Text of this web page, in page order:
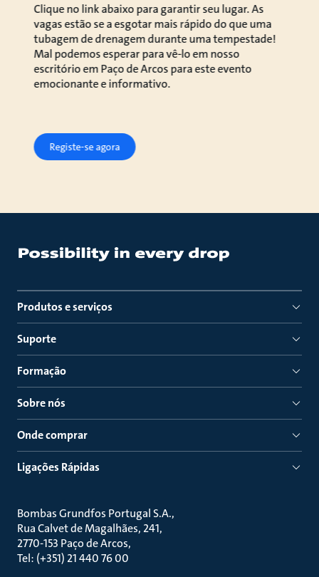
Clique no link abaixo para garantir seu lugar. As
vagas estão se a esgotar mais rápido do que uma
tubagem de drenagem durante uma tempestade!
Mal podemos esperar para vê-lo em nosso
escritório em Paço de Arcos para este evento
emocionante e informativo.
Registe-se agora
Produtos e serviços
Suporte
Formação
Sobre nós
Onde comprar
Ligações Rápidas
Bombas Grundfos Portugal S.A.
Rua Calvet de Magalhães, 241
2770-153 Paço de Arcos
Tel: (+351) 21 440 76 00